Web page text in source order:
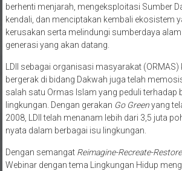
berhenti menjarah, mengeksploitasi Sumber
kendali, dan menciptakan kembali ekosistem
kerusakan serta melindungi sumberdaya
generasi yang akan datang.
LDII sebagai organisasi masyarakat
bergerak di bidang Dakwah juga telah
salah satu Ormas Islam yang peduli terhadap
lingkungan. Dengan gerakan Go Greenyang
2008, LDII telah menanam lebih dari 3,5 juta
nyata dalam berbagai isu lingkungan.
Dengan semangat Reimagine-Recreate-Restore
Webinar dengan tema Lingkungan Hidup